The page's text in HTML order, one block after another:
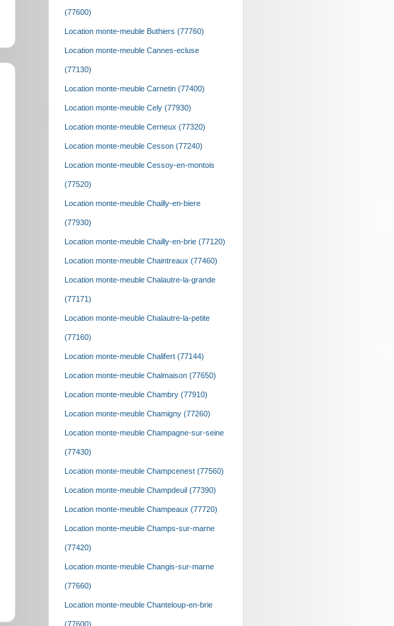
(77600)
Location monte-meuble Buthiers (77760)
Location monte-meuble Cannes-ecluse
(77130)
Location monte-meuble Carnetin (77400)
Location monte-meuble Cely (77930)
Location monte-meuble Cerneux (77320)
Location monte-meuble Cesson (77240)
Location monte-meuble Cessoy-en-montois
(77520)
Location monte-meuble Chailly-en-biere
(77930)
Location monte-meuble Chailly-en-brie (77120)
Location monte-meuble Chaintreaux (77460)
Location monte-meuble Chalautre-la-grande
(77171)
Location monte-meuble Chalautre-la-petite
(77160)
Location monte-meuble Chalifert (77144)
Location monte-meuble Chalmaison (77650)
Location monte-meuble Chambry (77910)
Location monte-meuble Chamigny (77260)
Location monte-meuble Champagne-sur-seine
(77430)
Location monte-meuble Champcenest (77560)
Location monte-meuble Champdeuil (77390)
Location monte-meuble Champeaux (77720)
Location monte-meuble Champs-sur-marne
(77420)
Location monte-meuble Changis-sur-marne
(77660)
Location monte-meuble Chanteloup-en-brie
(77600)